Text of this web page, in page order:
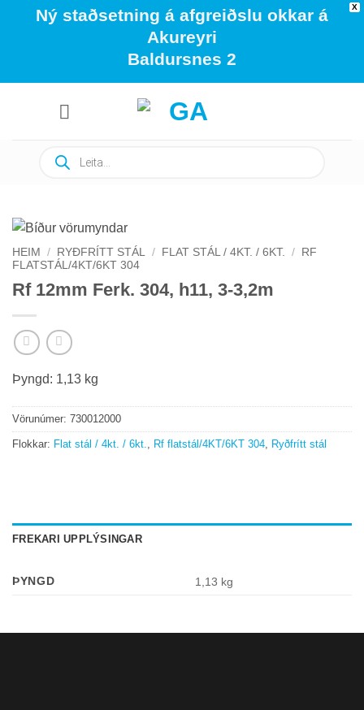
X
Ný staðsetning á afgreiðslu okkar á
Akureyri
Baldursnes 2
search
HEIM / RYÐFRÍTT STÁL / FLAT STÁL / 4KT. / 6KT. /
RF
FLATSTÁL/4KT/6KT 304
Rf 12mm Ferk. 304, h11, 3-3,2m
Þyngd: 1,13 kg
Vörunúmer: 730012000
Flokkar: Flat stál / 4kt. / 6kt. Rf flatstál/4KT/6KT 304 Ryðfrítt stál
FREKARI UPPLÝSINGAR
ÞYNGD 1,13 kg